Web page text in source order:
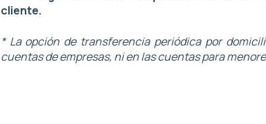
cliente.
* La opción de transferencia periódica por
cuentas de empresas, ni en las cuentas para